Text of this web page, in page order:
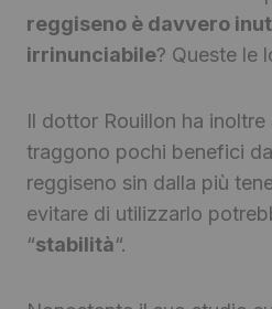
reggiseno è davvero
irrinunciabile? Queste le
Il dottor Rouillon ha
traggono pochi benefici
reggiseno sin dalla più
evitare di utilizzarlo
“stabilità“.